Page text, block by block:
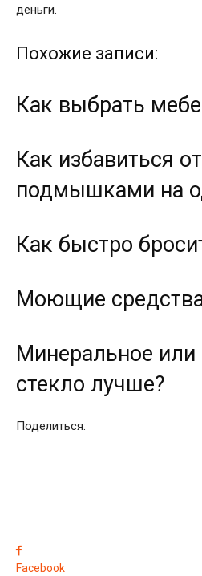
деньги.
Похожие записи:
Как выбрать
Как избавиться
подмышками на
Как быстро
Моющие
Минеральное или
стекло лучше?
Поделиться:
Facebook